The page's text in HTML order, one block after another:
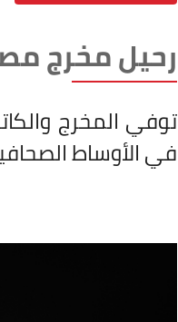
رحيل مخرج
توفي المخرج
في الأوساط